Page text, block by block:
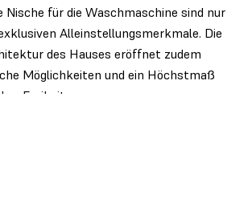
Nische für die Waschmaschine sind nur
Alleinstellungsmerkmale. Die
des Hauses eröffnet zudem
Möglichkeiten und ein Höchstmaß
Freiheit.